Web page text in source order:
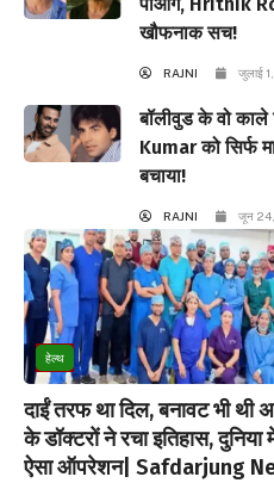
खौफनाक सच!
RAJNI जुलाई
बॉलीवुड के वो
Kumar को सिर्फ
बचाया!
RAJNI जून
हेल्थ
दाईं तरफ था दिल, बनावट भी
के डॉक्टरों ने रचा इतिहास,
ऐसा ऑपरेशन| Safdarjung